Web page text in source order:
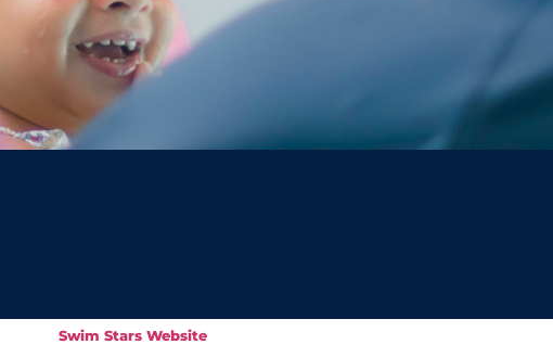
Swim Stars Website